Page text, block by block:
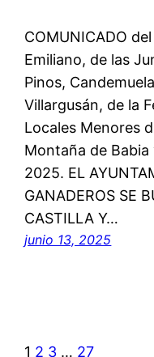
COMUNICADO
Emiliano, de las
Pinos,
Villargusán, de la
Locales Menores
Montaña de Babia
2025. EL
GANADEROS SE
CASTILLA Y…
junio 13, 2025
1 2 3 … 27